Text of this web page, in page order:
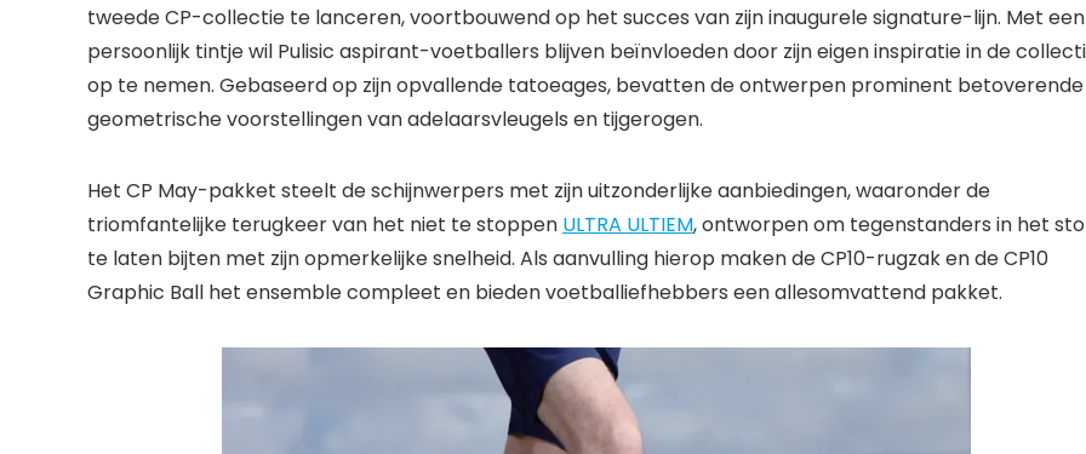
tweede CP-collectie te lanceren, voortbouwend op het succes van zijn inaugurele signature-lijn. Met een
persoonlijk tintje wil Pulisic aspirant-voetballers blijven beïnvloeden door zijn eigen inspiratie in de
op te nemen. Gebaseerd op zijn opvallende tatoeages, bevatten de ontwerpen prominent betoverende
geometrische voorstellingen van adelaarsvleugels en tijgerogen.
Het CP May-pakket steelt de schijnwerpers met zijn uitzonderlijke aanbiedingen, waaronder de
triomfantelijke terugkeer van het niet te stoppen ULTRA ULTIEM, ontworpen om tegenstanders in het
te laten bijten met zijn opmerkelijke snelheid. Als aanvulling hierop maken de CP10-rugzak en de CP10
Graphic Ball het ensemble compleet en bieden voetballiefhebbers een allesomvattend pakket.